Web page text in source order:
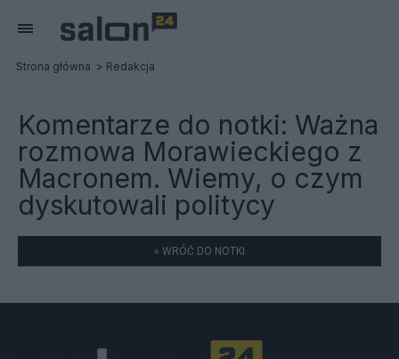
Strona główna Redakcja
Komentarze do notki: Ważna
rozmowa Morawieckiego z
Macronem. Wiemy, o czym
dyskutowali politycy
« WRÓĆ DO NOTKI